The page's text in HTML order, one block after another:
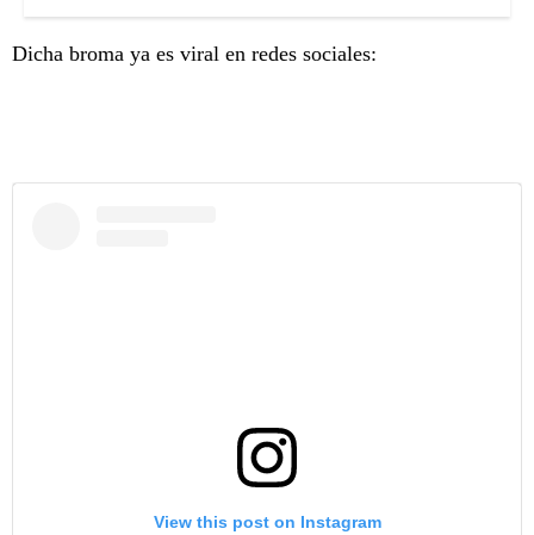
Dicha broma ya es viral en redes sociales:
View this post on Instagram